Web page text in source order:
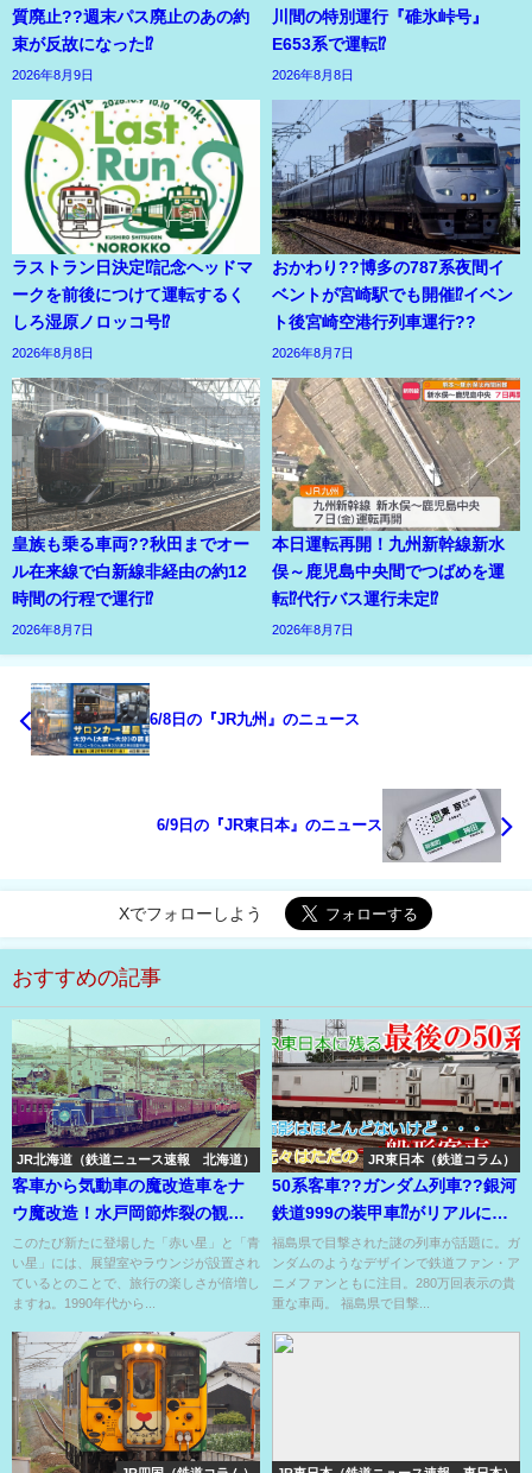
質廃止??週末パス廃止のあの約
束が反故になった⁉
2026年8月9日
川間の特別運行『碓氷峠号』
E653系で運転⁉
2026年8月8日
ラストラン日決定⁉記念ヘッドマ
ークを前後につけて運転するく
しろ湿原ノロッコ号⁉
2026年8月8日
おかわり??博多の787系夜間イ
ベントが宮崎駅でも開催⁉イベン
ト後宮崎空港行列車運行??
2026年8月7日
皇族も乗る車両??秋田までオー
ル在来線で白新線非経由の約12
時間の行程で運行⁉
2026年8月7日
本日運転再開！九州新幹線新水
俣～鹿児島中央間でつばめを運
転⁉代行バス運行未定⁉
2026年8月7日
6/8日の『JR九州』のニュース
6/9日の『JR東日本』のニュース
Xでフォローしよう
おすすめの記事
JR北海道（鉄道ニュース速報 北海道）
客車から気動車の魔改造車をナ
ウ魔改造！水戸岡節炸裂の観光
列車の未来予想図公開！
このたび新たに登場した「赤い星」と「青
い星」には、展望室やラウンジが設置され
ているとのことで、旅行の楽しさが倍増し
ますね。1990年代から...
JR東日本（鉄道コラム）
50系客車??ガンダム列車??銀河
鉄道999の装甲車⁇がリアルにレ
ールを走行⁇
福島県で目撃された謎の列車が話題に。ガ
ンダムのようなデザインで鉄道ファン・ア
ニメファンともに注目。280万回表示の貴
重な車両。 福島県で目撃...